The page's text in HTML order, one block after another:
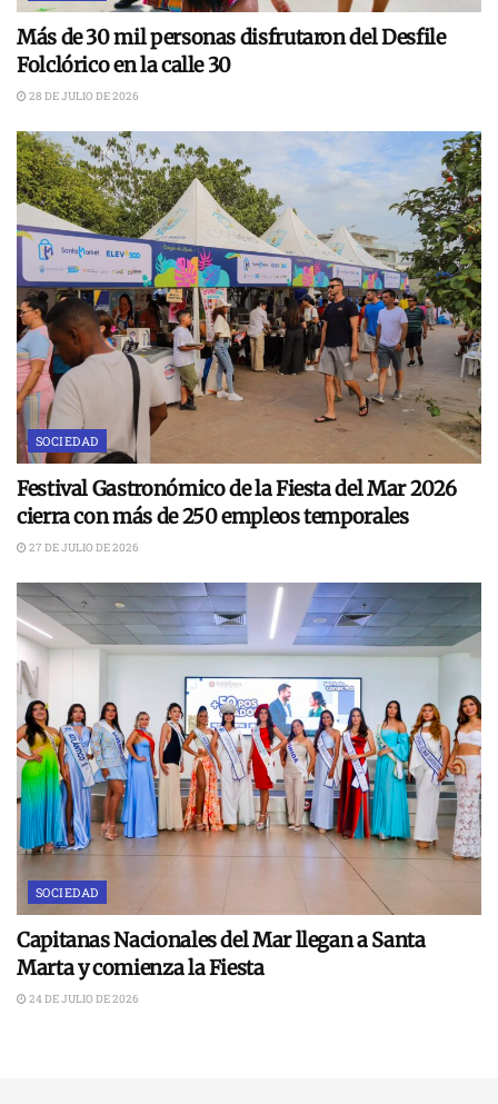
Más de 30 mil personas disfrutaron del Desfile
Folclórico en la calle 30
28 DE JULIO DE 2026
SOCIEDAD
Festival Gastronómico de la Fiesta del Mar 2026
cierra con más de 250 empleos temporales
27 DE JULIO DE 2026
SOCIEDAD
Capitanas Nacionales del Mar llegan a Santa
Marta y comienza la Fiesta
24 DE JULIO DE 2026